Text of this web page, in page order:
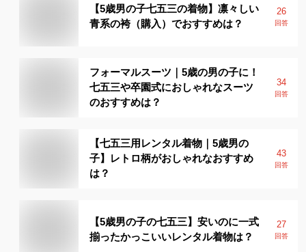
【5歳男の子七五三の着物】凛々しい
青系の袴（購入）でおすすめは？
26
回答
フォーマルスーツ｜5歳の男の子に！
七五三や卒園式におしゃれなスーツ
のおすすめは？
34
回答
【七五三用レンタル着物｜5歳男の
子】レトロ柄がおしゃれなおすすめ
は？
43
回答
【5歳男の子の七五三】安いのに一式
揃ったかっこいいレンタル着物は？
27
回答